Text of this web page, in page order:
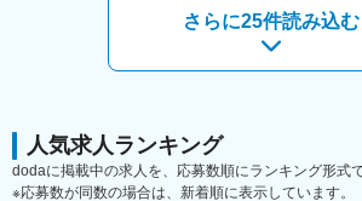
・KPI管理・数値振り返り
・店舗会議・研修への参加
・キャンペーン企画など、集客に向けた取
へステップアップが可能です。RSV経験後
への異動の道もあり、長期的にキャリア形
入社後1年で店長昇格を目指していただきま
（1）一人だけで頑張らずに社員同士助け
結し、サポートを受けながら、チャレンジ
ます。
おり、その技術や能力が身についた場合の
化されています。
（3）若手社員と長年勤めている社員が、
さらに25件読み込む
人気求人ランキング
dodaに掲載中の求人を、応募数順にランキング形式
※応募数が同数の場合は、新着順に表示しています。